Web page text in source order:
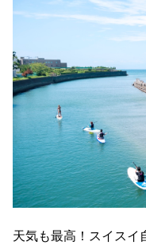
天気も最高！スイスイ